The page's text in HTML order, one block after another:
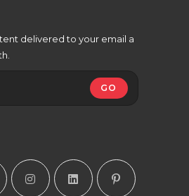
delivered to your email a
GO